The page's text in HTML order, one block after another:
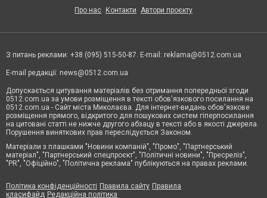
Про нас Контакти Автори проєкту
З питань реклами: +38 (095) 515-50-87. E-mail: reklama@0512.com.ua
E-mail редакції: news@0512.com.ua
Допускається цитування матеріалів без отримання попередньої згоди
0512.com.ua за умови розміщення в тексті обов'язкового посилання на
0512.com.ua - Сайт міста Миколаєва. Для інтернет-видань обов'язкове
розміщення прямого, відкритого для пошукових систем гіперпосилання
на цитовані статті не нижче другого абзацу в тексті або в якості джерела.
Порушення виняткових прав переслідується Законом.
Матеріали з плашками "Новини компаній", "Промо", "Партнерський
матеріал", "Партнерський спецпроєкт", "Політичні новини", "Пресреліз",
"PR", "Офіційно", "Політична реклама" публікуються на правах реклами.
Політика конфіденційності Правила сайту Правила
класифайд Редакційна політика